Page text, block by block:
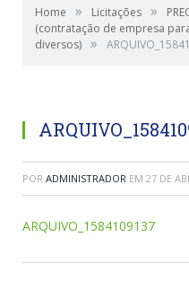
Home » Licitações »
(contratação de empresa
diversos) »
POR ADMINISTRADOR EM 27 DE
ARQUIVO_1584109137